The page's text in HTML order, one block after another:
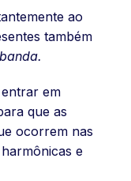
ao
também
em
que as
ocorrem nas
e